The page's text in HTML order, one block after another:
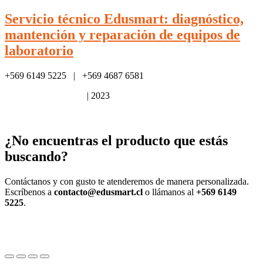
Servicio técnico Edusmart: diagnóstico,
mantención y reparación de equipos de
laboratorio
+569 6149 5225 | +569 4687 6581
| 2023
¿No encuentras el producto que estás
buscando?
Contáctanos y con gusto te atenderemos de manera personalizada.
Escríbenos a contacto@edusmart.cl o llámanos al +569 6149
5225.